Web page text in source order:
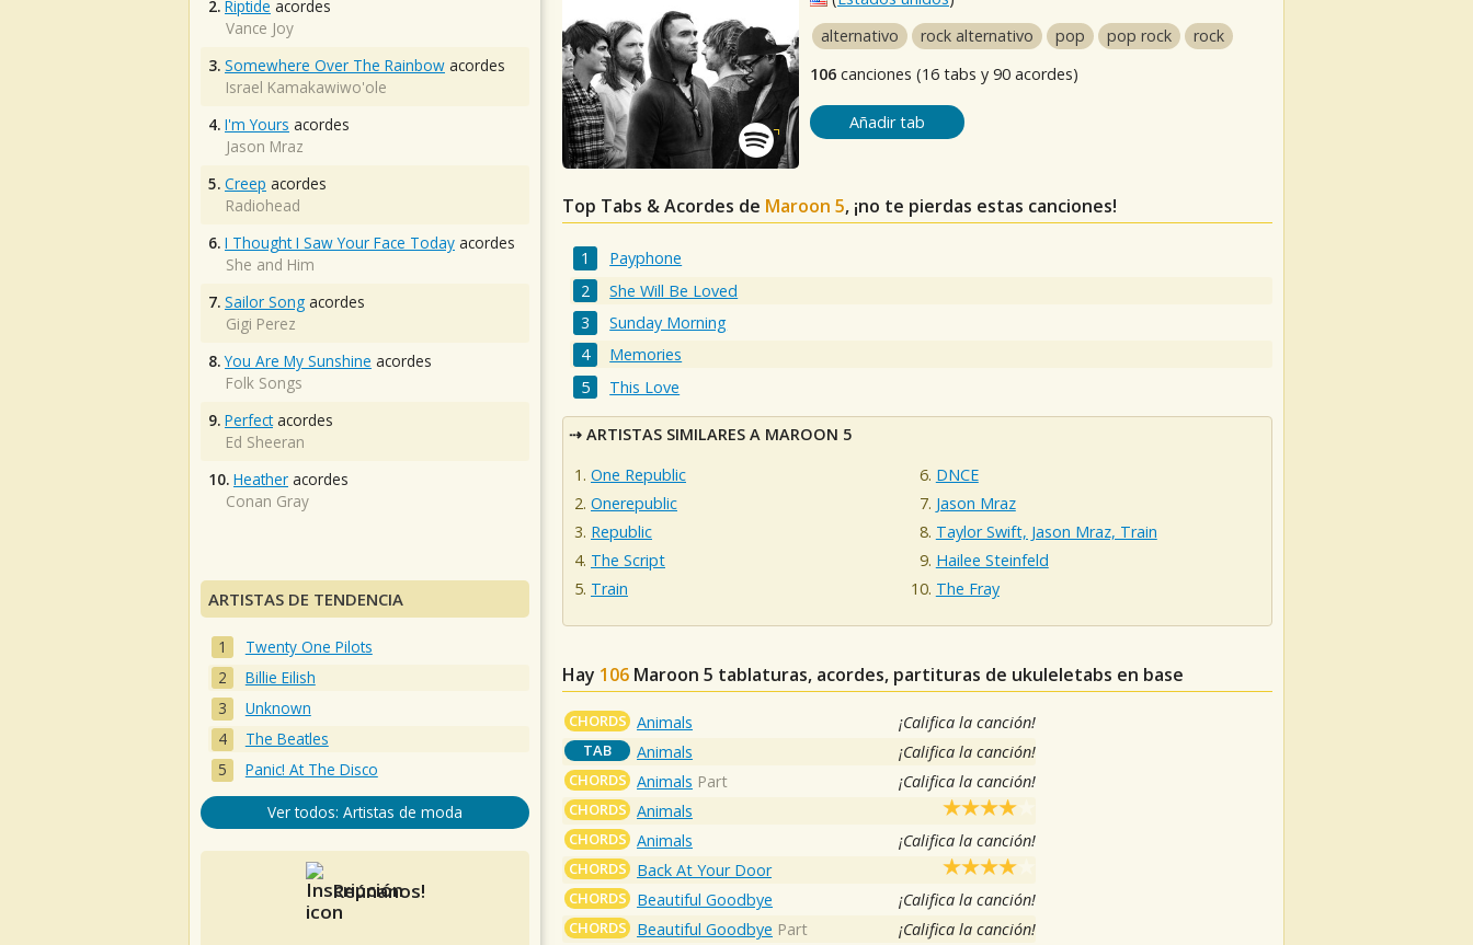
alternativo
rock alternativo pop pop rock
rock
106 canciones (16 tabs y 90 acordes)
Añadir tab
Top Tabs & Acordes de Maroon 5, ¡no te pierdas estas canciones!
Payphone
She Will Be Loved
Sunday Morning
Memories
This Love
ARTISTAS SIMILARES A MAROON 5
One Republic
Onerepublic
Republic
The Script
Train
DNCE
Jason Mraz
Taylor Swift, Jason Mraz, Train
Hailee Steinfeld
The Fray
Hay 106 Maroon 5 tablaturas, acordes, partituras de ukuleletabs en base
CHORDS Animals ¡Califica la canción!
TAB Animals ¡Califica la canción!
CHORDS Animals Part ¡Califica la canción!
CHORDS Animals
CHORDS Animals ¡Califica la canción!
CHORDS Back At Your Door
CHORDS Beautiful Goodbye ¡Califica la canción!
CHORDS Beautiful Goodbye Part ¡Califica la canción!
2. Riptide acordes
Vance Joy
3. Somewhere Over The Rainbow acordes
Israel Kamakawiwo'ole
4. I'm Yours acordes
Jason Mraz
5. Creep acordes
Radiohead
6. I Thought I Saw Your Face Today acordes
She and Him
7. Sailor Song acordes
Gigi Perez
8. You Are My Sunshine acordes
Folk Songs
9. Perfectacordes
Ed Sheeran
10. Heather acordes
Conan Gray
ARTISTAS DE TENDENCIA
Twenty One Pilots
Billie Eilish
Unknown
The Beatles
Panic! At The Disco
Ver todos: Artistas de moda
Reúnanos!